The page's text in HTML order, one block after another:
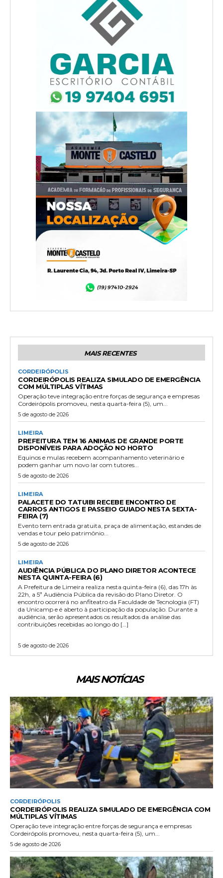
MAIS RECENTES
CORDEIRÓPOLIS
CORDEIRÓPOLIS REALIZA SIMULADO DE EMERGÊNCIA
COM MÚLTIPLAS VÍTIMAS
Operação teve integração entre forças de segurança e empresas
Cordeirópolis promoveu, nesta quarta-feira (5), um...
5 de agosto de 2026
LIMEIRA
PREFEITURA TEM 16 ANIMAIS DE GRANDE PORTE
DISPONÍVEIS PARA ADOÇÃO NO HORTO
Equinos e mulas recebem acompanhamento veterinário e
podem ganhar um novo lar com tutores...
5 de agosto de 2026
LIMEIRA
PALACETE DO TATUIBI RECEBE ENCONTRO DE
CARROS ANTIGOS E PASSEIO GUIADO NESTA SEXTA-
FEIRA (7)
Evento tem entrada gratuita, praça de alimentação, estandes de
vendas e tour pelo patrimônio...
5 de agosto de 2026
LIMEIRA
AUDIÊNCIA PÚBLICA DO PLANO DIRETOR ACONTECE
NESTA QUINTA-FEIRA (6)
A Prefeitura de Limeira realiza nesta quinta-feira (6), das 17h às
22h, a 5ª Audiência Pública da revisão do Plano Diretor. O
encontro ocorrerá no anfiteatro da Faculdade de Tecnologia (FT)
da Unicamp e é aberto à participação da população. Durante a
audiência, serão apresentados os resultados da análise das
contribuições recebidas ao longo do […]
5 de agosto de 2026
MAIS NOTÍCIAS
CORDEIRÓPOLIS
CORDEIRÓPOLIS REALIZA SIMULADO DE EMERGÊNCIA COM
MÚLTIPLAS VÍTIMAS
Operação teve integração entre forças de segurança e empresas
Cordeirópolis promoveu, nesta quarta-feira (5), um...
5 de agosto de 2026